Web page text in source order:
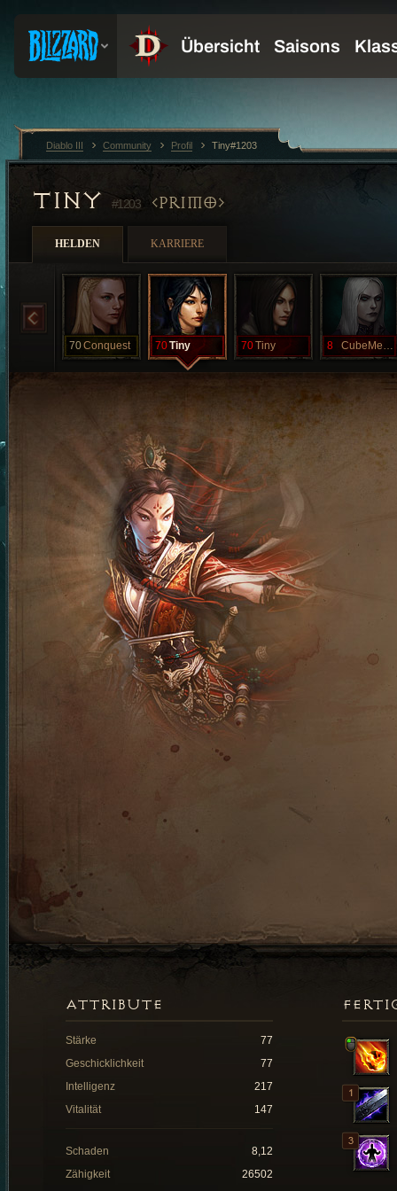
TINY #1203 PRIMO
HELDEN KARRIERE
70Conquest 70Tiny 70Tiny 8 CubeMeBaby
ATTRIBUTE
Stärke
77
Geschicklichkeit
77
Intelligenz
217
Vitalität
147
Schaden
8,12
Zähigkeit
26502
Diablo III Community Profil Tiny#1203